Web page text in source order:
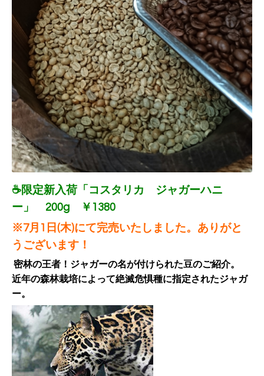
☕限定新入荷「コスタリカ ジャガーハニ
ー」 200g ￥1380
※7月1日(木)にて完売いたしました。ありがと
うございます！
密林の王者！ジャガーの名が付けられた豆のご紹介。
近年の森林栽培によって絶滅危惧種に指定されたジャガ
ー。